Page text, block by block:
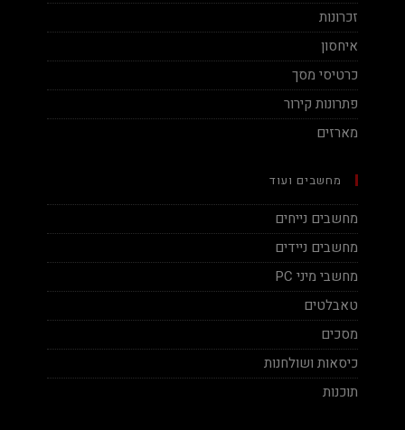
זכרונות
איחסון
כרטיסי מסך
פתרונות קירור
מארזים
מחשבים ועוד
מחשבים נייחים
מחשבים ניידים
מחשבי מיני PC
טאבלטים
מסכים
כיסאות ושולחנות
תוכנות